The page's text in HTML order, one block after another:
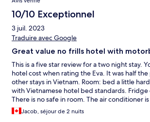
10/10 Exceptionnel
3 juil. 2023
Traduire avec Google
Great value no frills hotel with
This is a five star review for a two night stay.
hotel cost when rating the Eva. It was half
other stays in Vietnam. Room: bed a little
with Vietnamese hotel bed standards.
There is no safe in room. The air conditioner
and can be left on even when you leave the
important as we were leaving and coming
Jacob, séjour de 2 nuits